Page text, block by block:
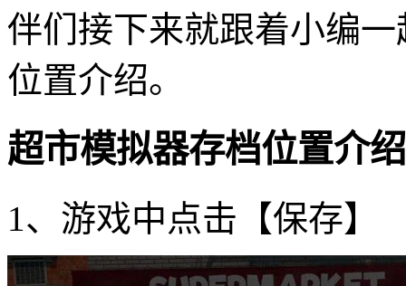
伴们接下来就跟着小编
位置介绍。
超市模拟器存档位置介绍
1、游戏中点击【保存】